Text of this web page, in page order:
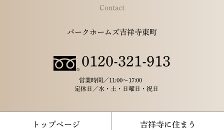
Contact
パークホームズ吉祥寺東町
0120-321-913
営業時間／11:00～17:00
定休日／水・土・日曜日・祝日
トップページ 吉祥寺に住まう